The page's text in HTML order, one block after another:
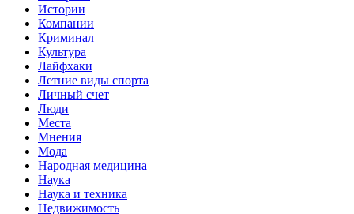
Истории
Компании
Криминал
Культура
Лайфхаки
Летние виды спорта
Личный счет
Люди
Места
Мнения
Мода
Народная медицина
Наука
Наука и техника
Недвижимость